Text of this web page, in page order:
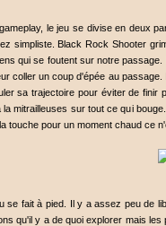
le jeu se divise en deux
simpliste. Black Rock Shooter
qui se foutent sur notre
coller un coup d'épée au
sa trajectoire pour éviter de finir
mitrailleuses sur tout ce qui
touche pour un moment chaud ce
se fait à pied. Il y a assez peu de
qu'il y a de quoi explorer mais